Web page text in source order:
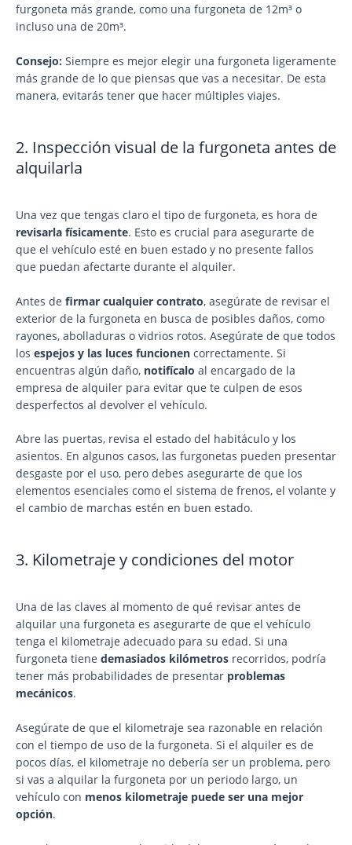
furgoneta más grande, como una furgoneta de 12m³ o
incluso una de 20m³.
Consejo: Siempre es mejor elegir una furgoneta ligeramente
más grande de lo que piensas que vas a necesitar. De esta
manera, evitarás tener que hacer múltiples viajes.
2. Inspección visual de la furgoneta antes de
alquilarla
Una vez que tengas claro el tipo de furgoneta, es hora de
revisarla físicamente. Esto es crucial para asegurarte de
que el vehículo esté en buen estado y no presente fallos
que puedan afectarte durante el alquiler.
Antes de firmar cualquier contrato, asegúrate de revisar el
exterior de la furgoneta en busca de posibles daños, como
rayones, abolladuras o vidrios rotos. Asegúrate de que todos
los espejos y las luces funcionen correctamente. Si
encuentras algún daño, notifícalo al encargado de la
empresa de alquiler para evitar que te culpen de esos
desperfectos al devolver el vehículo.
Abre las puertas, revisa el estado del habitáculo y los
asientos. En algunos casos, las furgonetas pueden presentar
desgaste por el uso, pero debes asegurarte de que los
elementos esenciales como el sistema de frenos, el volante y
el cambio de marchas estén en buen estado.
3. Kilometraje y condiciones del motor
Una de las claves al momento de qué revisar antes de
alquilar una furgoneta es asegurarte de que el vehículo
tenga el kilometraje adecuado para su edad. Si una
furgoneta tiene demasiados kilómetros recorridos, podría
tener más probabilidades de presentar problemas
mecánicos.
Asegúrate de que el kilometraje sea razonable en relación
con el tiempo de uso de la furgoneta. Si el alquiler es de
pocos días, el kilometraje no debería ser un problema, pero
si vas a alquilar la furgoneta por un periodo largo, un
vehículo con menos kilometraje puede ser una mejor
opción.